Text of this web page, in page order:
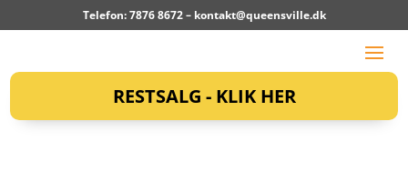
Telefon: 7876 8672 – kontakt@queensville.dk
RESTSALG - KLIK HER